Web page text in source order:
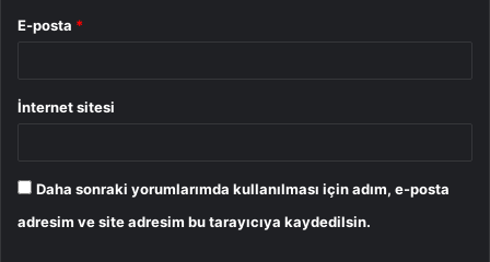
E-posta *
İnternet sitesi
Daha sonraki yorumlarımda kullanılması için adım, e-posta
adresim ve site adresim bu tarayıcıya kaydedilsin.